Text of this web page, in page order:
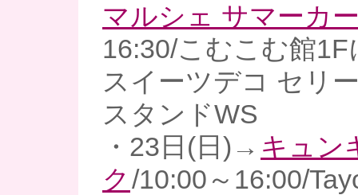
マルシェ サマーカ
16:30/こむこむ館
スイーツデコ セリ
スタンドWS
・23日(日)→ キュン
ク /10:00～16:00/